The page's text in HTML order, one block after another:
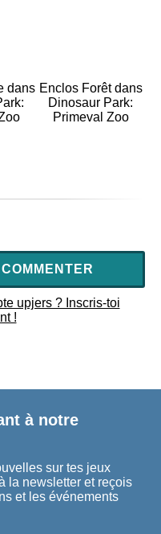
dans Enclos Forêt dans
Dinosaur Park:
Primeval Zoo
upjers ? Inscris-toi
!
à notre
sur tes jeux
la newsletter et reçois
et les événements